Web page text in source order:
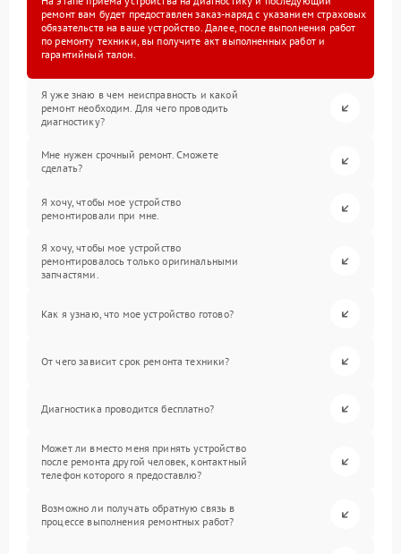
ремонт вам будет предоставлен заказ-наряд с указанием страховых
обязательств на ваше устройство. Далее, после выполнения работ
по ремонту техники, вы получите акт выполненных работ и
гарантийный талон.
Я уже знаю в чем неисправность и какой
ремонт необходим. Для чего проводить
диагностику?
Мне нужен срочный ремонт. Сможете
сделать?
Я хочу, чтобы мое устройство
ремонтировали при мне.
Я хочу, чтобы мое устройство
ремонтировалось только оригинальными
запчастями.
Как я узнаю, что мое устройство готово?
От чего зависит срок ремонта техники?
Диагностика проводится бесплатно?
Может ли вместо меня принять устройство
после ремонта другой человек, контактный
телефон которого я предоставлю?
Возможно ли получать обратную связь в
процессе выполнения ремонтных работ?